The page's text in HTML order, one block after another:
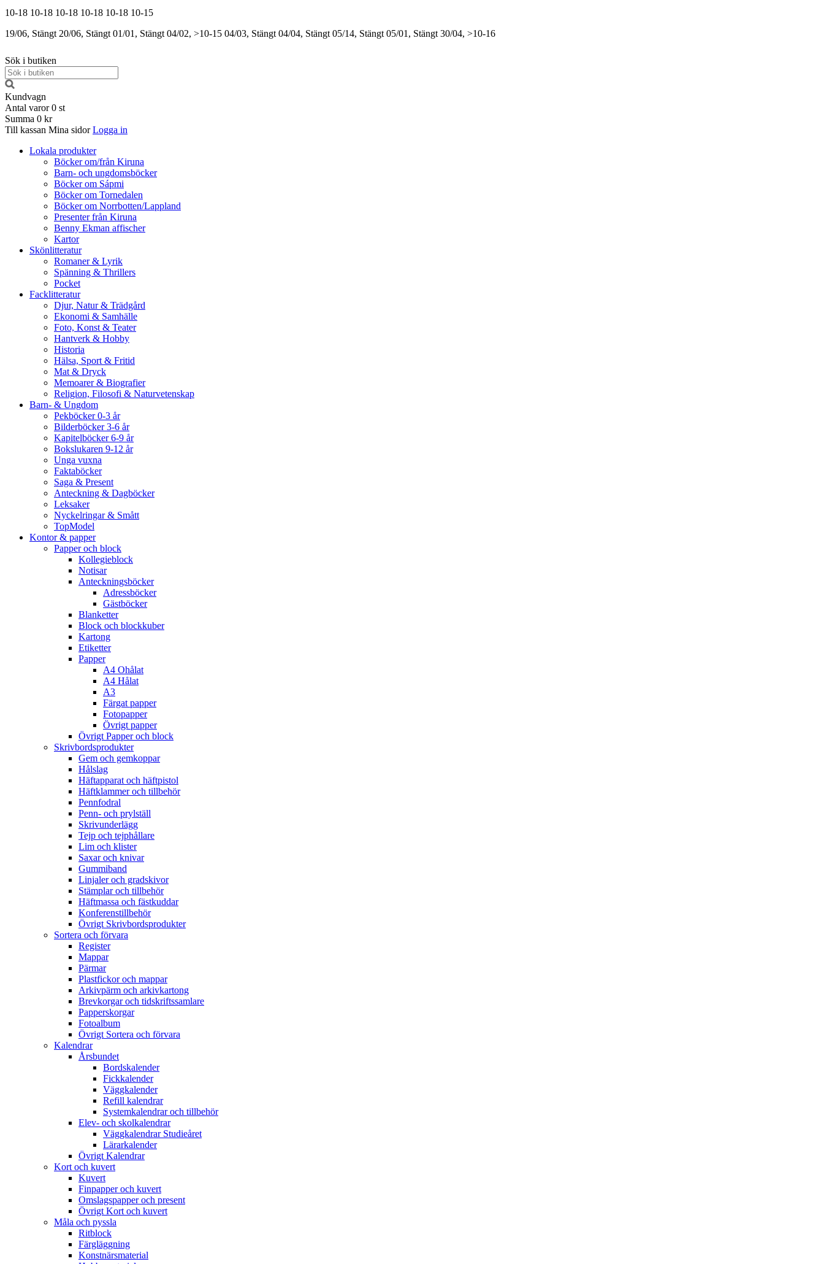
10-18 10-18 10-18 10-18 10-18 10-15
19/06, Stängt 20/06, Stängt 01/01, Stängt 04/02, >10-15 04/03, Stängt 04/04, Stängt 05/14, Stängt 05/01, Stängt 30/04, >10-16
Sök i butiken
Kundvagn
Antal varor 0 st
Summa 0 kr
Till kassan Mina sidor Logga in
Lokala produkter
Böcker om/från Kiruna
Barn- och ungdomsböcker
Böcker om Sápmi
Böcker om Tornedalen
Böcker om Norrbotten/Lappland
Presenter från Kiruna
Benny Ekman affischer
Kartor
Skönlitteratur
Romaner & Lyrik
Spänning & Thrillers
Pocket
Facklitteratur
Djur, Natur & Trädgård
Ekonomi & Samhälle
Foto, Konst & Teater
Hantverk & Hobby
Historia
Hälsa, Sport & Fritid
Mat & Dryck
Memoarer & Biografier
Religion, Filosofi & Naturvetenskap
Barn- & Ungdom
Pekböcker 0-3 år
Bilderböcker 3-6 år
Kapitelböcker 6-9 år
Bokslukaren 9-12 år
Unga vuxna
Faktaböcker
Saga & Present
Anteckning & Dagböcker
Leksaker
Nyckelringar & Smått
TopModel
Kontor & papper
Papper och block
Kollegieblock
Notisar
Anteckningsböcker
Adressböcker
Gästböcker
Blanketter
Block och blockkuber
Kartong
Etiketter
Papper
A4 Ohålat
A4 Hålat
A3
Färgat papper
Fotopapper
Övrigt papper
Övrigt Papper och block
Skrivbordsprodukter
Gem och gemkoppar
Hålslag
Häftapparat och häftpistol
Häftklammer och tillbehör
Pennfodral
Penn- och prylställ
Skrivunderlägg
Tejp och tejphållare
Lim och klister
Saxar och knivar
Gummiband
Linjaler och gradskivor
Stämplar och tillbehör
Häftmassa och fästkuddar
Konferenstillbehör
Övrigt Skrivbordsprodukter
Sortera och förvara
Register
Mappar
Pärmar
Plastfickor och mappar
Arkivpärm och arkivkartong
Brevkorgar och tidskriftssamlare
Papperskorgar
Fotoalbum
Övrigt Sortera och förvara
Kalendrar
Årsbundet
Bordskalender
Fickkalender
Väggkalender
Refill kalendrar
Systemkalendrar och tillbehör
Elev- och skolkalendrar
Väggkalendrar Studieåret
Lärarkalender
Övrigt Kalendrar
Kort och kuvert
Kuvert
Finpapper och kuvert
Omslagspapper och present
Övrigt Kort och kuvert
Måla och pyssla
Ritblock
Färgläggning
Konstnärsmaterial